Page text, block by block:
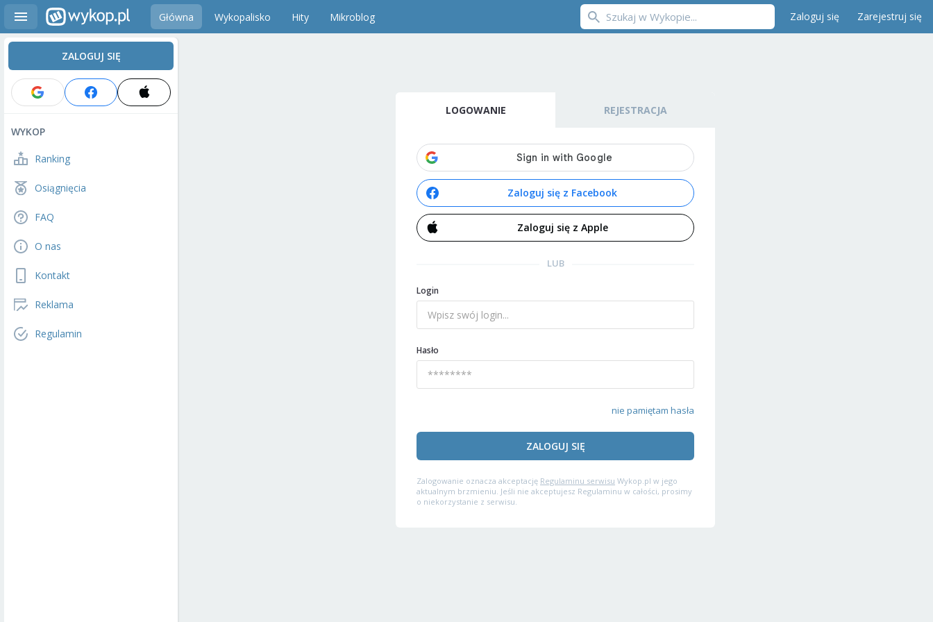
Główna Wykopalisko Hity Mikroblog Zaloguj się Zarejestruj się
ZALOGUJ SIĘ
WYKOP
Ranking
Osiągnięcia
FAQ
O nas
Kontakt
Reklama
Regulamin
LOGOWANIE REJESTRACJA
Zaloguj się z Facebook
Zaloguj się z Apple
LUB
Login
Hasło
nie pamiętam hasła
ZALOGUJ SIĘ
Zalogowanie oznacza akceptację Regulaminu serwisu Wykop.pl w jego
aktualnym brzmieniu. Jeśli nie akceptujesz Regulaminu w całości, prosimy
o niekorzystanie z serwisu.